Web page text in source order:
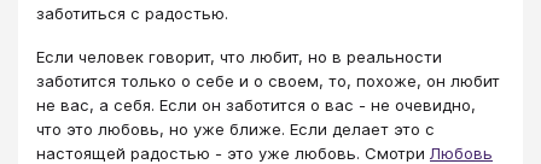
заботиться с радостью.
Если человек говорит, что любит, но в реальности
заботится только о себе и о своем, то, похоже, он любит
не вас, а себя. Если он заботится о вас - не очевидно,
что это любовь, но уже ближе. Если делает это с
настоящей радостью - это уже любовь. Смотри Любовь